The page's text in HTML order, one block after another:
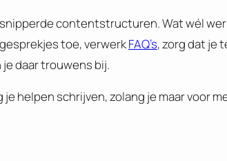
contentstructuren. Wat wél
toe, verwerkFAQ’s, zorg dat je
je daar trouwens bij.
je helpen schrijven, zolang je maar voor